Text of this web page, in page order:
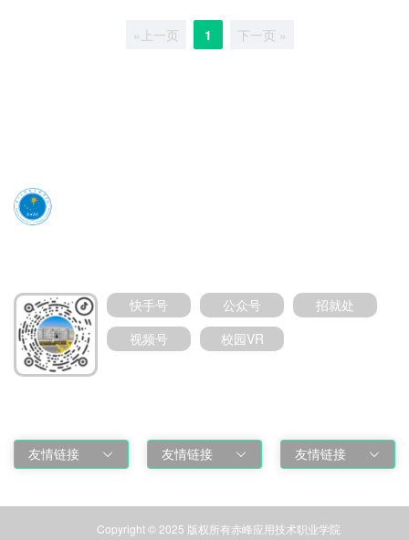
«上一页 1 下一页 »
快手号 公众号
招就处
视频号
校园VR
友情链接 友情链接 友情链接
Copyright © 2025 版权所有赤峰应用技术职业学院